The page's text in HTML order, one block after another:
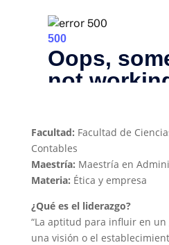
Facultad: Facultad de
Contables
Maestría: Maestría en
Materia: Ética y empresa
¿Qué es el liderazgo?
“La aptitud para influir en
una visión o el